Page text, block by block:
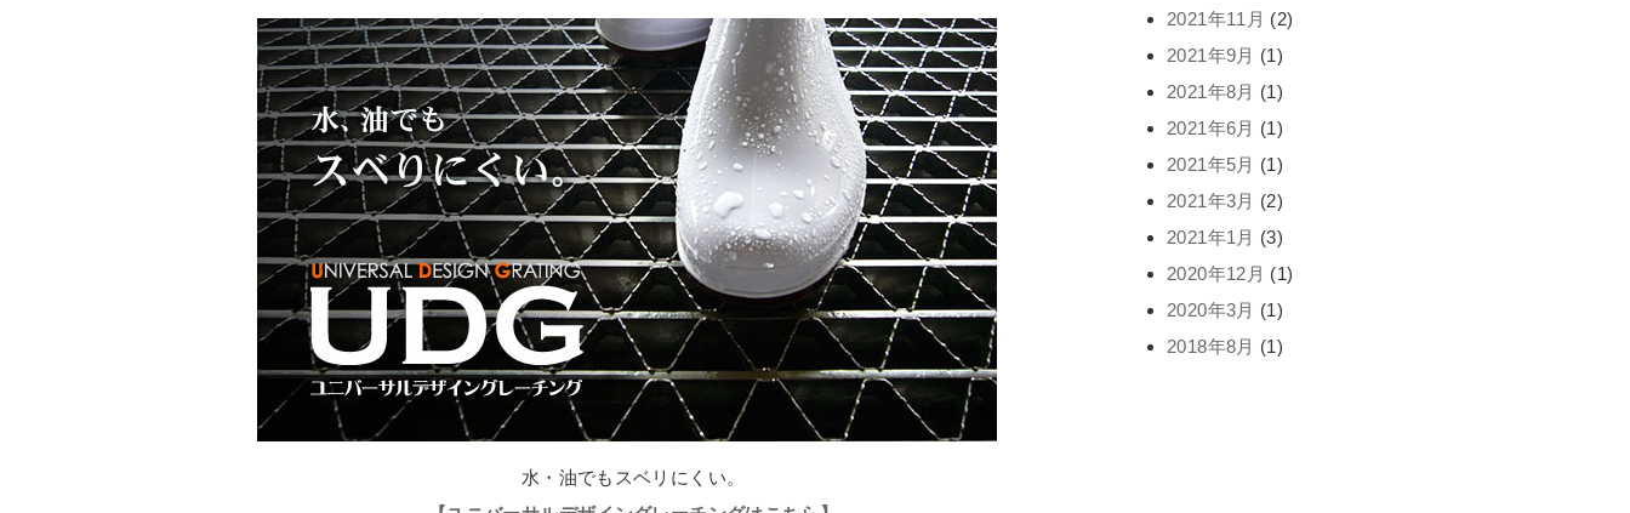
水・油でもスベリにくい。
2021年11月 (2)
2021年9月 (1)
2021年8月 (1)
2021年6月 (1)
2021年5月 (1)
2021年3月 (2)
2021年1月 (3)
2020年12月 (1)
2020年3月 (1)
2018年8月 (1)